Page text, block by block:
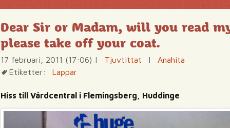
Dear Sir or Madam, will you read
please take off your coat.
17 februari, 2011 (17:06) | Tjuvtittat |
Anahita
Etiketter:
Lappar
Hiss till Vårdcentral i Flemingsberg, Huddinge